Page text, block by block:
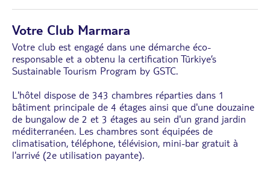
Votre Club Marmara
Votre club est engagé dans une démarche éco-
responsable et a obtenu la certification Türkiye’s
Sustainable Tourism Program by GSTC.
L'hôtel dispose de 343 chambres réparties dans 1
bâtiment principale de 4 étages ainsi que d'une douzaine
de bungalow de 2 et 3 étages au sein d'un grand jardin
méditerranéen. Les chambres sont équipées de
climatisation, téléphone, télévision, mini-bar gratuit à
l'arrivé (2e utilisation payante).